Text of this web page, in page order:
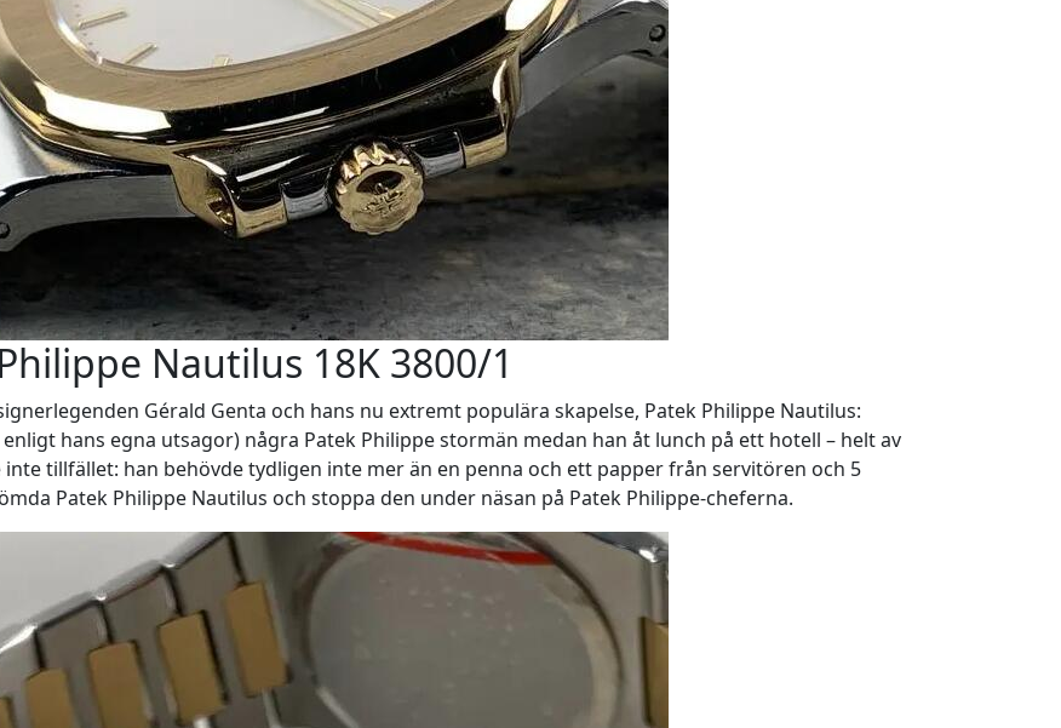
Nautilus 18K 3800/1
Gérald Genta och hans nu extremt populära skapelse, Patek Philippe Nautilus:
hans egna utsagor) några Patek Philippe stormän medan han åt lunch på ett hotell – helt av
inte tillfället: han behövde tydligen inte mer än en penna och ett papper från servitören och 5
Patek Philippe Nautilus och stoppa den under näsan på Patek Philippe-cheferna.